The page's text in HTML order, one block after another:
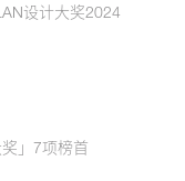
设计大奖2024
」7项榜首